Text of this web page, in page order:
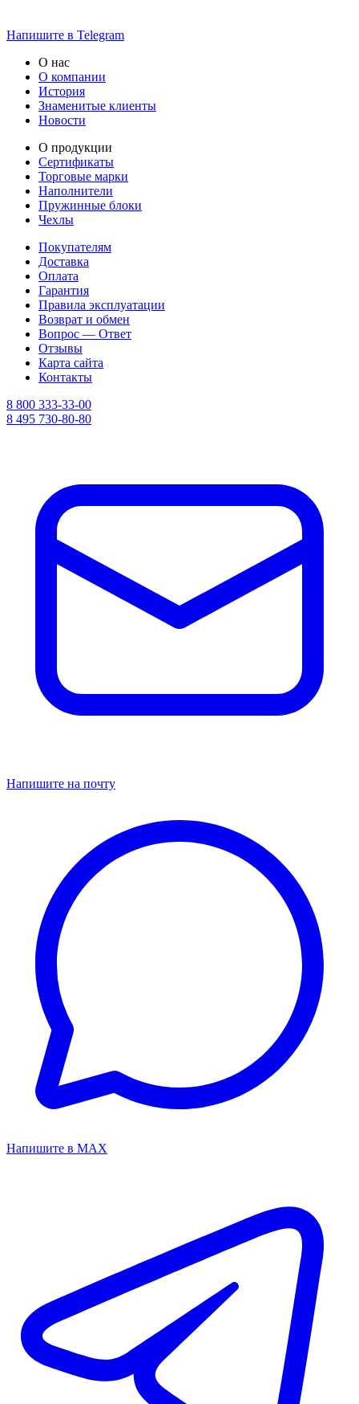
Напишите в Telegram
О нас
О компании
История
Знаменитые клиенты
Новости
О продукции
Сертификаты
Торговые марки
Наполнители
Пружинные блоки
Чехлы
Покупателям
Доставка
Оплата
Гарантия
Правила эксплуатации
Возврат и обмен
Вопрос — Ответ
Отзывы
Карта сайта
Контакты
8 800 333-33-00
8 495 730-80-80
Напишите на почту
Напишите в MAX